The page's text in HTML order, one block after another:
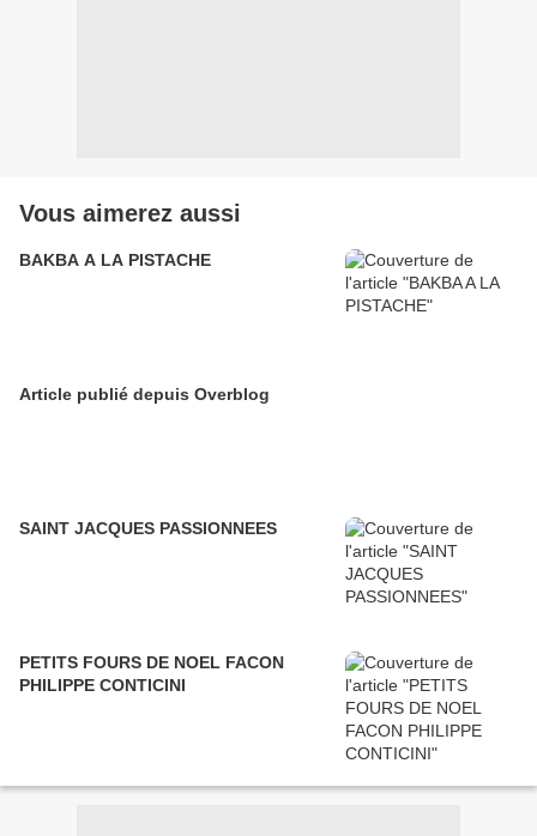
Vous aimerez aussi
BAKBA A LA PISTACHE
Article publié depuis Overblog
SAINT JACQUES PASSIONNEES
PETITS FOURS DE NOEL FACON
PHILIPPE CONTICINI